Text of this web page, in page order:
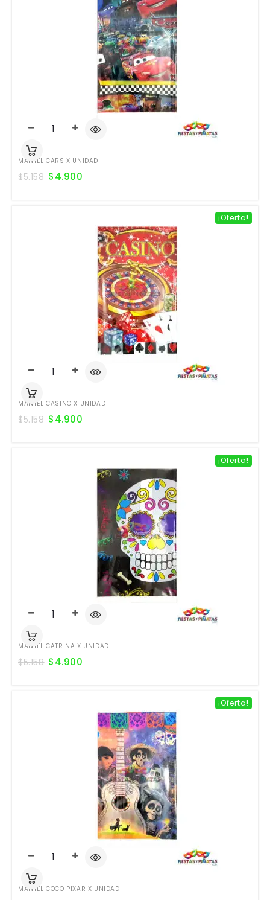
MANTEL CARS X UNIDAD
$5.158 $4.900
¡Oferta!
MANTEL CASINO X UNIDAD
$5.158 $4.900
¡Oferta!
MANTEL CATRINA X UNIDAD
$5.158 $4.900
¡Oferta!
MANTEL COCO PIXAR X UNIDAD